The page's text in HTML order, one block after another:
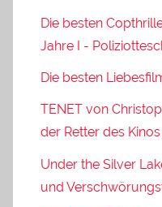
Die besten
Jahre I -
Die besten
TENET von
der Retter des
Under the Silver
und